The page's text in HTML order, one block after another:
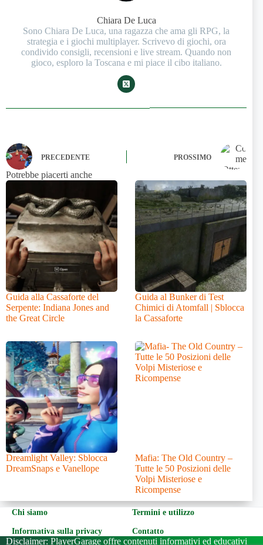
Chiara De Luca
Sono Chiara De Luca, una ragazza che ama gli RPG, la
strategia e i giochi multiplayer. Scrivevo di giochi, ora
condivido consigli, recensioni e live stream. Quando non
gioco, esploro la Toscana e mi piace il cibo italiano.
PRECEDENTE PROSSIMO
Potrebbe piacerti anche
Guida alla Cassaforte del
Serpente: Indiana Jones and
the Great Circle
Guida al Bunker di Test
Chimici di Atomfall | Sblocca
la Cassaforte
Dreamlight Valley: Sblocca
DreamSnaps e Vanellope
Mafia: The Old Country –
Tutte le 50 Posizioni delle
Volpi Misteriose e
Ricompense
Chi siamo
Termini e utilizzo
Informativa sulla privacy
Contatto
Disclaimer: PlayerGarage offre contenuti informativi ed educativi